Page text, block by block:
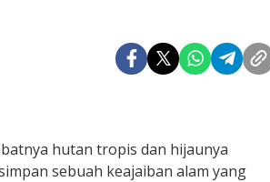
hutan tropis dan hijaunya
sebuah keajaiban alam yang